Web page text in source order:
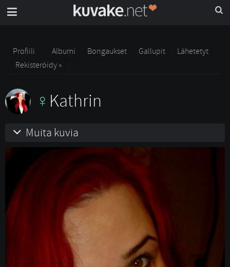
Profiili Albumi Bongaukset Gallupit
Lähetetyt
Rekisteröidy »
Kathrin
Muita kuvia